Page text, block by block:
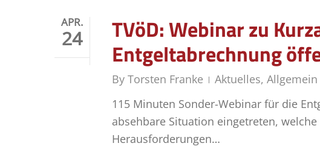
APR.
24 TVöD: Webinar zu
Entgeltabrechnung
By Torsten Franke Aktuelles, Allgemein
115 Minuten Sonder-Webinar für die
absehbare Situation eingetreten,
Herausforderungen…